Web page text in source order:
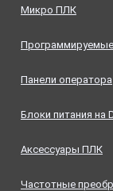
Микро ПЛК
Панели оператора
Блоки питания на
Аксессуары ПЛК
Частотные